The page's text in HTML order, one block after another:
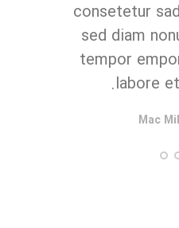
consetetur
sed diam
tempor
labore